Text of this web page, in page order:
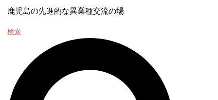
鹿児島の先進的な異業種交流の場
検索